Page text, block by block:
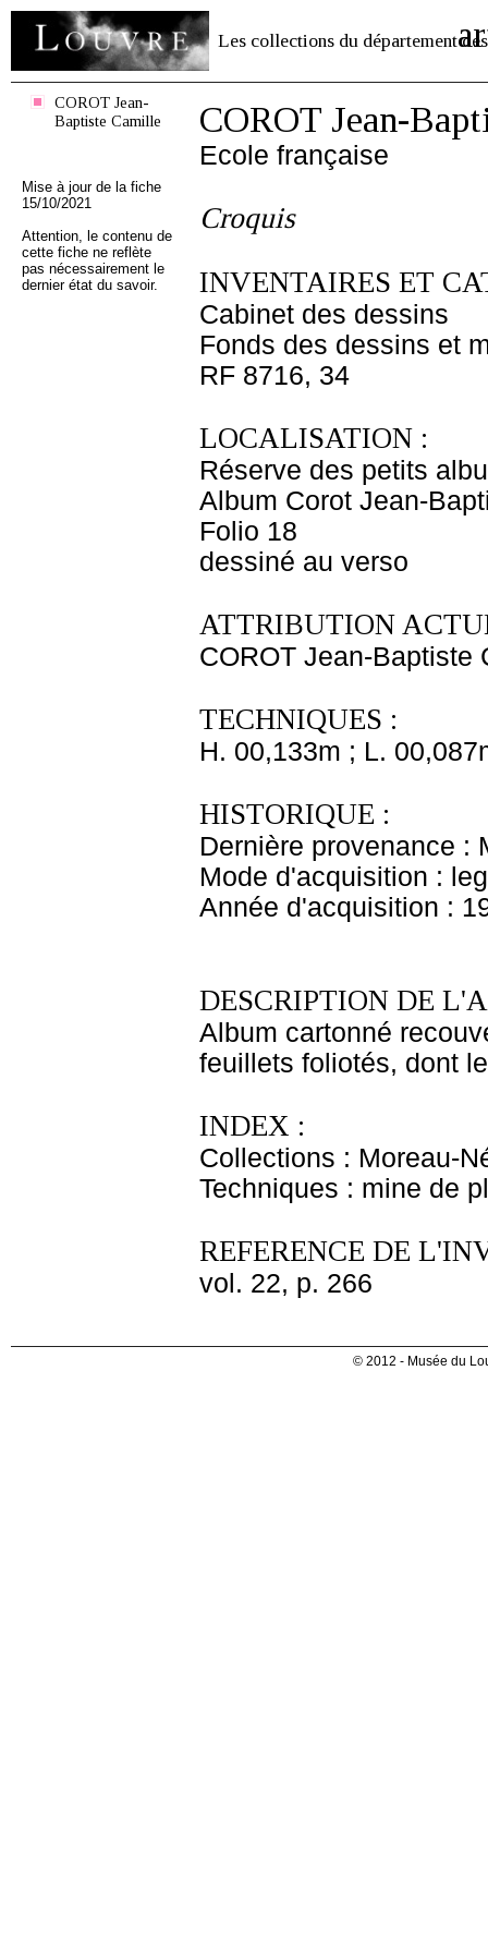
Les collections du département des
COROT Jean-
Baptiste Camille
Mise à jour de la fiche
15/10/2021
Attention, le contenu de
cette fiche ne reflète
pas nécessairement le
dernier état du savoir.
COROT Jean-
Ecole française
Croquis
INVENTAIRES ET
Cabinet des dessins
Fonds des dessins et
RF 8716, 34
LOCALISATION :
Réserve des petits
Album Corot Jean-
Folio 18
dessiné au verso
ATTRIBUTION
COROT Jean-Baptiste
TECHNIQUES :
H. 00,133m ; L.
HISTORIQUE :
Dernière provenance :
Mode d'acquisition :
Année d'acquisition :
DESCRIPTION DE
Album cartonné
feuillets foliotés, dont
INDEX :
Collections : Moreau-
Techniques : mine de
REFERENCE DE
vol. 22, p. 266
© 2012 - Musée du